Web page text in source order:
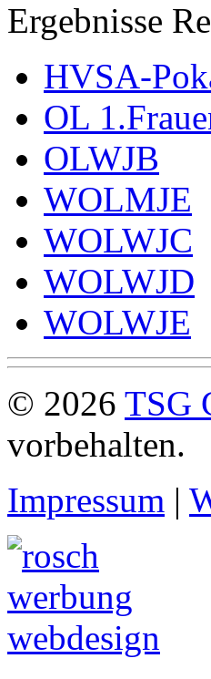
Ergebnisse
HVSA-
OL
OLWJB
WOLMJE
WOLWJC
WOLWJD
WOLWJE
© 2026 TSG
vorbehalten.
Impressum |